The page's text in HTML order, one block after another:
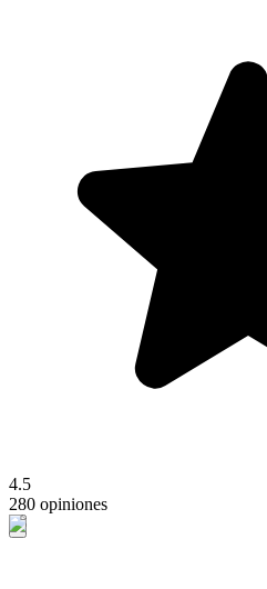
4.5
280 opiniones